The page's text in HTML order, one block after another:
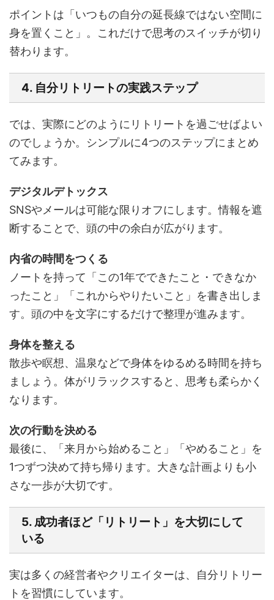
ポイントは「いつもの自分の延長線ではない空間に
身を置くこと」。これだけで思考のスイッチが切り
替わります。
4. 自分リトリートの実践ステップ
では、実際にどのようにリトリートを過ごせばよい
のでしょうか。シンプルに4つのステップにまとめ
てみます。
デジタルデトックス
SNSやメールは可能な限りオフにします。情報を遮
断することで、頭の中の余白が広がります。
内省の時間をつくる
ノートを持って「この1年でできたこと・できなか
ったこと」「これからやりたいこと」を書き出しま
す。頭の中を文字にするだけで整理が進みます。
身体を整える
散歩や瞑想、温泉などで身体をゆるめる時間を持ち
ましょう。体がリラックスすると、思考も柔らかく
なります。
次の行動を決める
最後に、「来月から始めること」「やめること」を
1つずつ決めて持ち帰ります。大きな計画よりも小
さな一歩が大切です。
5. 成功者ほど「リトリート」を大切にして
いる
実は多くの経営者やクリエイターは、自分リトリー
トを習慣にしています。